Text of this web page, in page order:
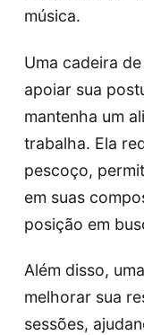
música.
Uma cadeira
apoiar sua
mantenha um
trabalha. Ela
pescoço,
em suas
posição em
Além disso,
melhorar sua
sessões,